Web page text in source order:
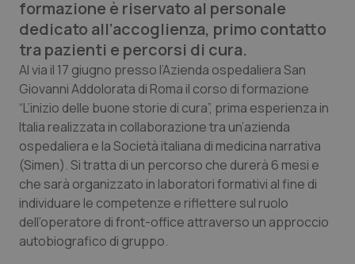
QS Pro
Professionisti Sanitari.AI
Abruzzo
Basilicata
Calabria
Campania
QS Pro Gold
Artrite & artrosi
Asma & BPCO
Car-T
QS Club Newsletter
formazione è riservato al personale
dedicato all’accoglienza, primo contatto
tra pazienti e percorsi di cura.
Al via il 17 giugno presso l’Azienda ospedaliera San
Giovanni Addolorata di Roma il corso di formazione
“L’inizio delle buone storie di cura”, prima esperienza in
Italia realizzata in collaborazione tra un’azienda
ospedaliera e la Società italiana di medicina narrativa
(Simen). Si tratta di un percorso che durerà 6 mesi e
che sarà organizzato in laboratori formativi al fine di
individuare le competenze e riflettere sul ruolo
dell’operatore di front-office attraverso un approccio
autobiografico di gruppo.